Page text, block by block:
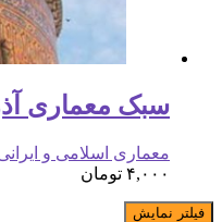
سبک معماری
معماری اسلامی و
۴,۰۰۰ تومان
فیلتر نمایش